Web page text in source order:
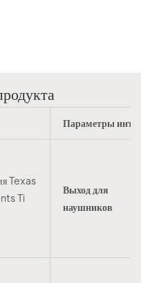
Параметры
Texas
Ti
Выход для
наушников